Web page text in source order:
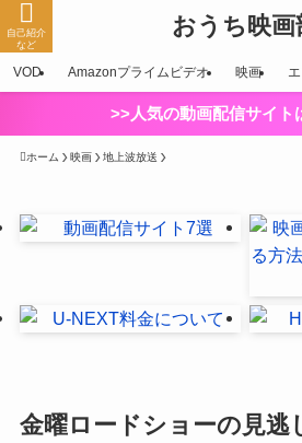
おうち映画
自己紹介
など
VOD Amazonプライムビデオ 映画
>>人気の動画配信サイト
ホーム 映画 地上波放送
金曜ロードショーの見逃